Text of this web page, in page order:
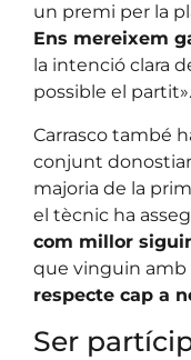
un premi per la
Ens mereixem
la intenció clara
possible el partit».
Carrasco també
conjunt
majoria de la
el tècnic ha
com millor
que vinguin amb
respecte cap a
Ser